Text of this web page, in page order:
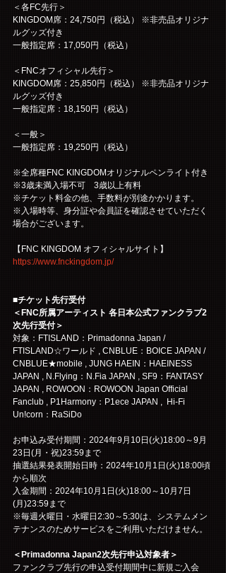
＜各FC先行＞
KINGDOM席：24,750円（税込） ※非売品オリジナ
ルグッズ付き
一般指定席：17,050円（税込）
＜FNCオフィシャル先行＞
KINGDOM席：25,850円（税込） ※非売品オリジナ
ルグッズ付き
一般指定席：18,150円（税込）
＜一般＞
一般指定席：19,250円（税込）
※全席種FNC KINGDOMオリジナルペンライト付き
※3歳未満入場不可　3歳以上有料
※チケット料金の他、手数料が別途かかります。
※入場時等、身分証や会員証を確認させていただく
場合がございます。
【FNC KINGDOM オフィシャルサイト】
https://www.fnckingdom.jp/
■チケット先行受付
＜FNC所属アーティスト 各日本公式ファンクラブ2
次先行受付＞
対象：FTISLAND：Primadonna Japan /
FTISLAND☆ワールド , CNBLUE：BOICE JAPAN /
CNBLUE★mobile , JUNG HAEIN：HAEINESS
JAPAN , N.Flying：N.Fia JAPAN , SF9：FANTASY
JAPAN , ROWOON：ROWOON Japan Official
Fanclub , P1Harmony：P1ece JAPAN ,  Hi-Fi
Un!corn：RaSiDo
お申込み受付期間：2024年9月10日(火)18:00～9月
23日(月・祝)23:59まで
抽選結果発表開始日時：2024年10月1日(火)18:00頃
から順次
入金期間：2024年10月1日(火)18:00～10月7日
(月)23:59まで
※毎週火曜日・水曜日2:30～5:30は、システムメン
テナンスのためサービスをご利用いただけません。
＜Primadonna Japan2次先行申込対象者＞
ファンクラブ先行の申込受付期間中に新規ご入会